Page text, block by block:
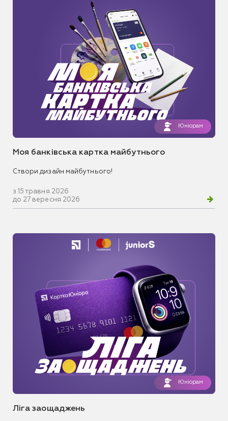
Юніорам
Моя банківська картка майбутнього
Створи дизайн майбутнього!
з 15 травня 2026
до 27 вересня 2026
Юніорам
Ліга заощаджень